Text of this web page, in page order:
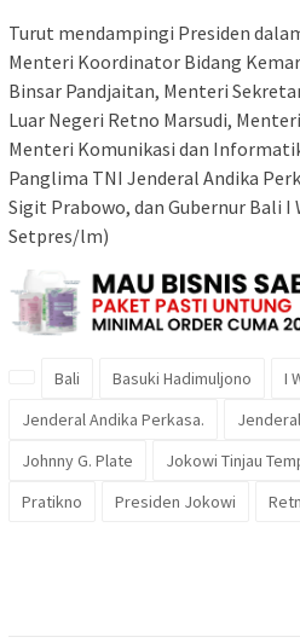
Turut mendampingi Presiden
Menteri Koordinator Bidang
Binsar Pandjaitan, Menteri
Luar Negeri Retno Marsudi,
Menteri Komunikasi dan
Panglima TNI Jenderal Andika
Sigit Prabowo, dan Gubernur Bali I
Setpres/lm)
Bali Basuki Hadimuljono
I
Jenderal Andika Perkasa.
Johnny G. Plate
Jokowi Tinjau
Pratikno
Presiden Jokowi